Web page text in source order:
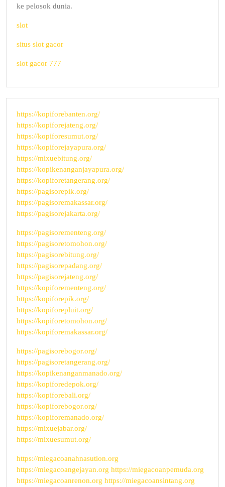
ke pelosok dunia.
slot
situs slot gacor
slot gacor 777
https://kopiforebanten.org/
https://kopiforejateng.org/
https://kopiforesumut.org/
https://kopiforejayapura.org/
https://mixuebitung.org/
https://kopikenanganjayapura.org/
https://kopiforetangerang.org/
https://pagisorepik.org/
https://pagisoremakassar.org/
https://pagisorejakarta.org/
https://pagisorementeng.org/
https://pagisoretomohon.org/
https://pagisorebitung.org/
https://pagisorepadang.org/
https://pagisorejateng.org/
https://kopiforementeng.org/
https://kopiforepik.org/
https://kopiforepluit.org/
https://kopiforetomohon.org/
https://kopiforemakassar.org/
https://pagisorebogor.org/
https://pagisoretangerang.org/
https://kopikenanganmanado.org/
https://kopiforedepok.org/
https://kopiforebali.org/
https://kopiforebogor.org/
https://kopiforemanado.org/
https://mixuejabar.org/
https://mixuesumut.org/
https://miegacoanahnasution.org
https://miegacoangejayan.org https://miegacoanpemuda.org
https://miegacoanrenon.org https://miegacoansintang.org